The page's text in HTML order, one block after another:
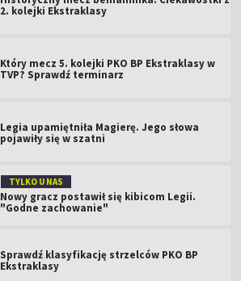
2. kolejki Ekstraklasy
Który mecz 5. kolejki PKO BP Ekstraklasy w
TVP? Sprawdź terminarz
Legia upamiętniła Magierę. Jego słowa
pojawiły się w szatni
TYLKO U NAS
Nowy gracz postawił się kibicom Legii.
"Godne zachowanie"
Sprawdź klasyfikację strzelców PKO BP
Ekstraklasy